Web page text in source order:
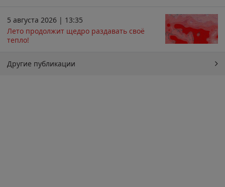
5 августа 2026 | 13:35
Лето продолжит щедро раздавать своё
тепло!
Другие публикации